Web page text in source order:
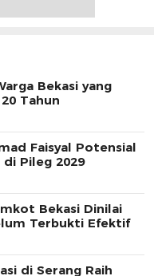
Bekasi yang
Tahun
Faisyal Potensial
di Pileg 2029
Bekasi Dinilai
Terbukti Efektif
di Serang Raih